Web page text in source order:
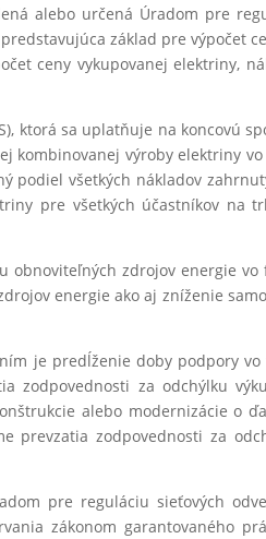
alebo určená Úradom pre
základ pre výpočet
ceny vykupovanej elektriny,
ktorá sa uplatňuje na koncovú
kombinovanej výroby elektriny
všetkých nákladov
pre všetkých účastníkov na
obnoviteľných zdrojov energie vo
energie ako aj zníženie
je predĺženie doby podpory
zodpovednosti za odchýlku
alebo modernizácie o
zodpovednosti za
pre reguláciu sieťových
zákonom garantovaného